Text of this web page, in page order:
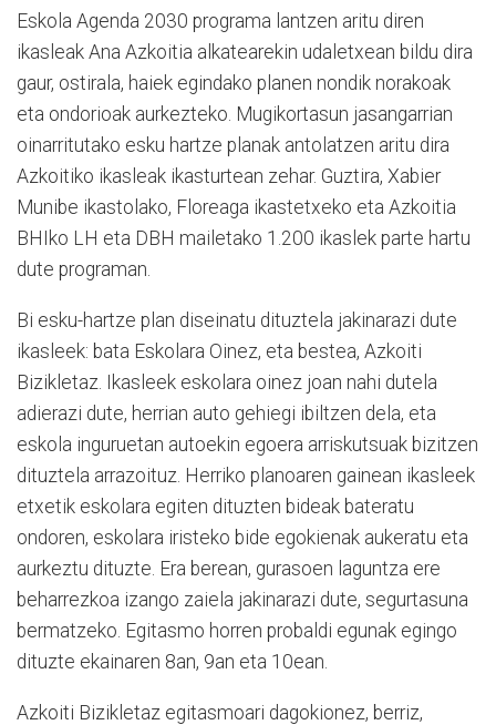
Eskola Agenda 2030 programa lantzen aritu diren
ikasleak Ana Azkoitia alkatearekin udaletxean bildu dira
gaur, ostirala, haiek egindako planen nondik norakoak
eta ondorioak aurkezteko. Mugikortasun jasangarrian
oinarritutako esku hartze planak antolatzen aritu dira
Azkoitiko ikasleak ikasturtean zehar. Guztira, Xabier
Munibe ikastolako, Floreaga ikastetxeko eta Azkoitia
BHIko LH eta DBH mailetako 1.200 ikaslek parte hartu
dute programan.
Bi esku-hartze plan diseinatu dituztela jakinarazi dute
ikasleek: bata Eskolara Oinez, eta bestea, Azkoiti
Bizikletaz. Ikasleek eskolara oinez joan nahi dutela
adierazi dute, herrian auto gehiegi ibiltzen dela, eta
eskola inguruetan autoekin egoera arriskutsuak bizitzen
dituztela arrazoituz. Herriko planoaren gainean ikasleek
etxetik eskolara egiten dituzten bideak bateratu
ondoren, eskolara iristeko bide egokienak aukeratu eta
aurkeztu dituzte. Era berean, gurasoen laguntza ere
beharrezkoa izango zaiela jakinarazi dute, segurtasuna
bermatzeko. Egitasmo horren probaldi egunak egingo
dituzte ekainaren 8an, 9an eta 10ean.
Azkoiti Bizikletaz egitasmoari dagokionez, berriz,